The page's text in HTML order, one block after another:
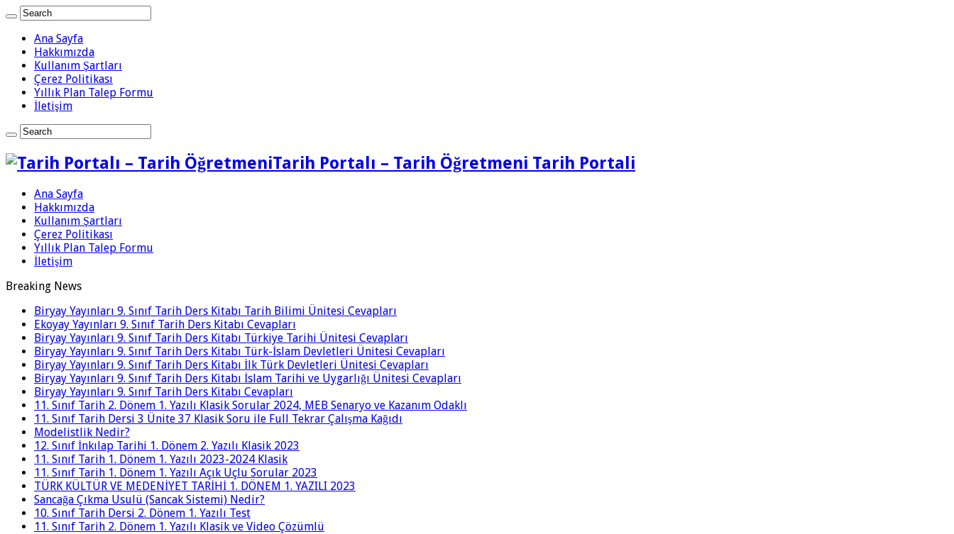
Ana Sayfa
Hakkımızda
Kullanım Şartları
Çerez Politikası
Yıllık Plan Talep Formu
İletişim
Tarih Portalı – Tarih Öğretmeni Tarih Portali
Ana Sayfa
Hakkımızda
Kullanım Şartları
Çerez Politikası
Yıllık Plan Talep Formu
İletişim
Breaking News
Biryay Yayınları 9. Sınıf Tarih Ders Kitabı Tarih Bilimi Ünitesi Cevapları
Ekoyay Yayınları 9. Sınıf Tarih Ders Kitabı Cevapları
Biryay Yayınları 9. Sınıf Tarih Ders Kitabı Türkiye Tarihi Ünitesi Cevapları
Biryay Yayınları 9. Sınıf Tarih Ders Kitabı Türk-İslam Devletleri Ünitesi Cevapları
Biryay Yayınları 9. Sınıf Tarih Ders Kitabı İlk Türk Devletleri Ünitesi Cevapları
Biryay Yayınları 9. Sınıf Tarih Ders Kitabı İslam Tarihi ve Uygarlığı Ünitesi Cevapları
Biryay Yayınları 9. Sınıf Tarih Ders Kitabı Cevapları
11. Sınıf Tarih 2. Dönem 1. Yazılı Klasik Sorular 2024, MEB Senaryo ve Kazanım Odaklı
11. Sınıf Tarih Dersi 3 Ünite 37 Klasik Soru ile Full Tekrar Çalışma Kağıdı
Modelistlik Nedir?
12. Sınıf İnkılap Tarihi 1. Dönem 2. Yazılı Klasik 2023
11. Sınıf Tarih 1. Dönem 1. Yazılı 2023-2024 Klasik
11. Sınıf Tarih 1. Dönem 1. Yazılı Açık Uçlu Sorular 2023
TÜRK KÜLTÜR VE MEDENİYET TARİHİ 1. DÖNEM 1. YAZILI 2023
Sancağa Çıkma Usulü (Sancak Sistemi) Nedir?
10. Sınıf Tarih Dersi 2. Dönem 1. Yazılı Test
11. Sınıf Tarih 2. Dönem 1. Yazılı Klasik ve Video Çözümlü